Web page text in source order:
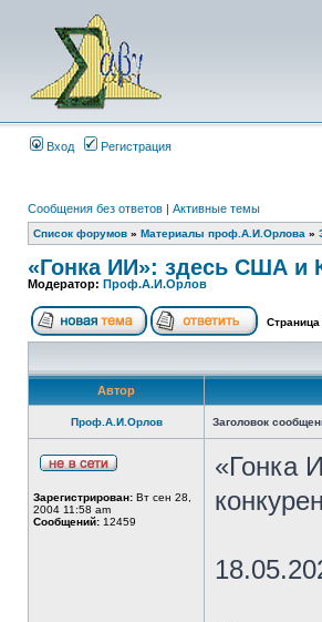
Вход Регистрация
Сообщения без ответов | Активные темы
Список форумов » Материалы проф.А.И.Орлова »
«Гонка ИИ»: здесь США и
Модератор: Проф.А.И.Орлов
Страница
Автор
Проф.А.И.Орлов Заголовок
Зарегистрирован: Вт сен 28,
2004 11:58 am
Сообщений: 12459
«Гонка